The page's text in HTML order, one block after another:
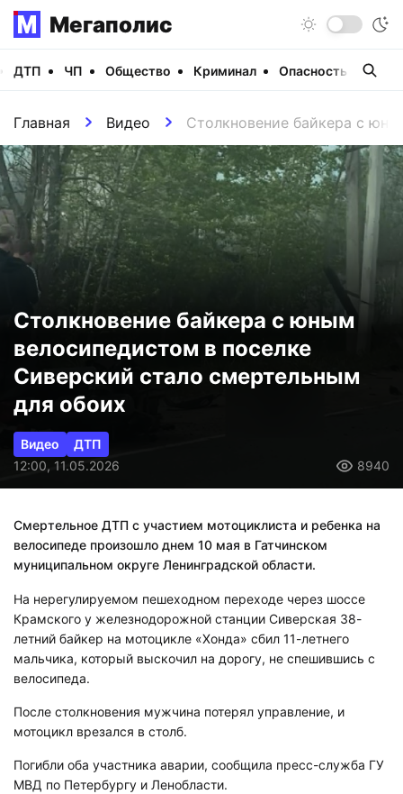
Мегаполис
ДТП ЧП Общество Криминал Опасность
Главная Видео Столкновение байкера с
Столкновение байкера с юным
велосипедистом в поселке
Сиверский стало смертельным
для обоих
Видео
ДТП
12:00, 11.05.2026
8940
Смертельное ДТП с участием мотоциклиста и ребенка на
велосипеде произошло днем 10 мая в Гатчинском
муниципальном округе Ленинградской области.
На нерегулируемом пешеходном переходе через шоссе
Крамского у железнодорожной станции Сиверская 38-
летний байкер на мотоцикле «Хонда» сбил 11-летнего
мальчика, который выскочил на дорогу, не спешившись с
велосипеда.
После столкновения мужчина потерял управление, и
мотоцикл врезался в столб.
Погибли оба участника аварии, сообщила пресс-служба ГУ
МВД по Петербургу и Ленобласти.